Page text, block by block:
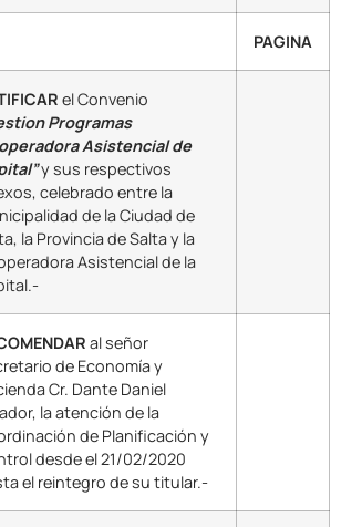
PAGINA
el Convenio
Programas
Asistencial de
y sus respectivos
celebrado entre la
de la Ciudad de
la Provincia de Salta y la
Asistencial de la
al señor
de Economía y
Cr. Dante Daniel
la atención de la
de Planificación y
desde el 21/02/2020
el reintegro de su titular.-